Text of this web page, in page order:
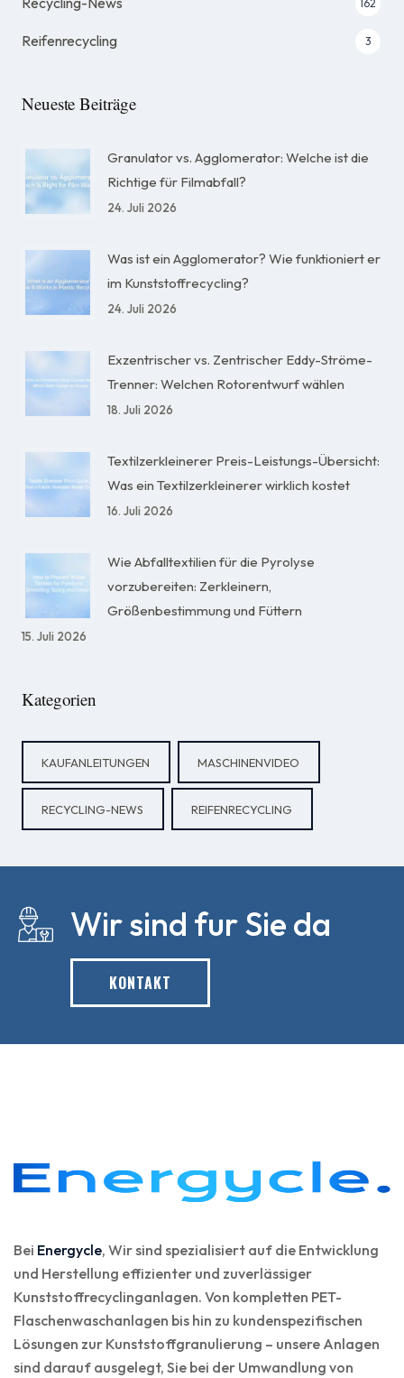
162
Reifenrecycling 3
Neueste Beiträge
Granulator vs. Agglomerator: Welche ist die
Richtige für Filmabfall?
24. Juli 2026
Was ist ein Agglomerator? Wie funktioniert er
im Kunststoffrecycling?
24. Juli 2026
Exzentrischer vs. Zentrischer Eddy-Ströme-
Trenner: Welchen Rotorentwurf wählen
18. Juli 2026
Textilzerkleinerer Preis-Leistungs-Übersicht:
Was ein Textilzerkleinerer wirklich kostet
16. Juli 2026
Wie Abfalltextilien für die Pyrolyse
vorzubereiten: Zerkleinern,
Größenbestimmung und Füttern
15. Juli 2026
Kategorien
KAUFANLEITUNGEN MASCHINENVIDEO
RECYCLING-NEWS REIFENRECYCLING
Wir sind fur Sie da
KONTAKT
Bei Energycle, Wir sind spezialisiert auf die Entwicklung
und Herstellung effizienter und zuverlässiger
Kunststoffrecyclinganlagen. Von kompletten PET-
Flaschenwaschanlagen bis hin zu kundenspezifischen
Lösungen zur Kunststoffgranulierung – unsere Anlagen
sind darauf ausgelegt, Sie bei der Umwandlung von